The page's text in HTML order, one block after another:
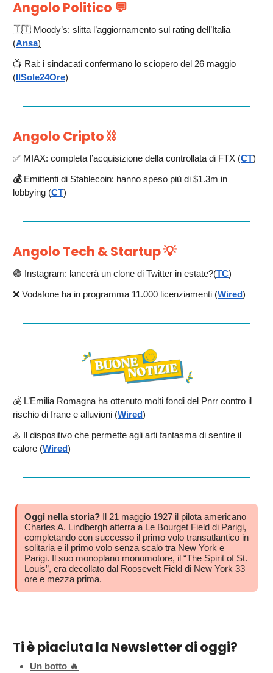
Angolo Politico 💬
🇮🇹 Moody’s: slitta l’aggiornamento sul rating dell’Italia
(Ansa)
📺 Rai: i sindacati confermano lo sciopero del 26 maggio
(IlSole24Ore)
Angolo Cripto ⛓️
✅ MIAX: completa l’acquisizione della controllata di FTX (CT)
💰 Emittenti di Stablecoin: hanno speso più di $1.3m in
lobbying (CT)
Angolo Tech & Startup💡
🟣 Instagram: lancerà un clone di Twitter in estate?(TC)
❌ Vodafone ha in programma 11.000 licenziamenti (Wired)
💰 L’Emilia Romagna ha ottenuto molti fondi del Pnrr contro il
rischio di frane e alluvioni (Wired)
♨️ Il dispositivo che permette agli arti fantasma di sentire il
calore (Wired)
Oggi nella storia? Il 21 maggio 1927 il pilota americano
Charles A. Lindbergh atterra a Le Bourget Field di Parigi,
completando con successo il primo volo transatlantico in
solitaria e il primo volo senza scalo tra New York e
Parigi. Il suo monoplano monomotore, il “The Spirit of St.
Louis”, era decollato dal Roosevelt Field di New York 33
ore e mezza prima.
Ti è piaciuta la Newsletter di oggi?
Un botto 🔥